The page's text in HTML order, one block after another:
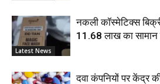
Latest News
नकली कॉस्मेटिक्स
11.68 लाख का सामान
दवा कंपनियों पर केंद्र